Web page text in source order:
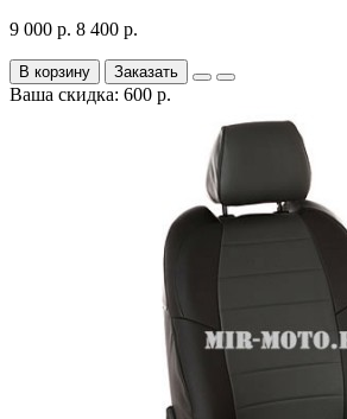
9 000 р. 8 400 р.
В корзину Заказать
Ваша скидка: 600 р.